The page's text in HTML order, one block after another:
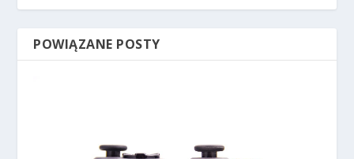
POWIĄZANE POSTY